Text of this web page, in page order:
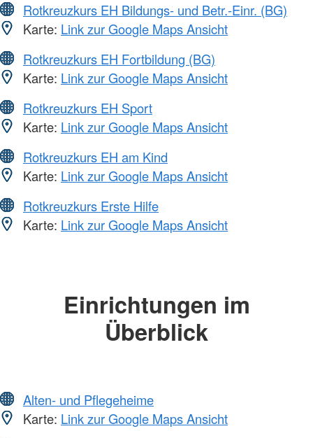
Rotkreuzkurs EH Bildungs- und Betr.-Einr. (BG)
Karte: Link zur Google Maps Ansicht
Rotkreuzkurs EH Fortbildung (BG)
Karte: Link zur Google Maps Ansicht
Rotkreuzkurs EH Sport
Karte: Link zur Google Maps Ansicht
Rotkreuzkurs EH am Kind
Karte: Link zur Google Maps Ansicht
Rotkreuzkurs Erste Hilfe
Karte: Link zur Google Maps Ansicht
Einrichtungen im
Überblick
Alten- und Pflegeheime
Karte: Link zur Google Maps Ansicht